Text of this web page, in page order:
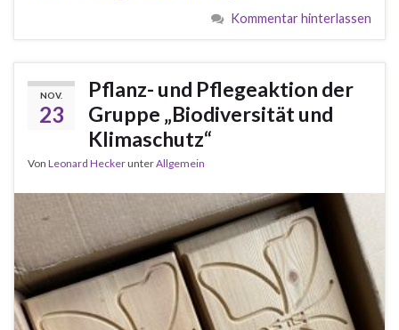
Kommentar hinterlassen
NOV.
23
Pflanz- und Pflegeaktion der
Gruppe „Biodiversität und
Klimaschutz“
Von Leonard HeckerunterAllgemein